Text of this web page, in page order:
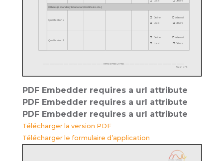
PDF Embedder requires a url attribute
PDF Embedder requires a url attribute
PDF Embedder requires a url attribute
Télécharger la version PDF
Télécharger le formulaire d’application